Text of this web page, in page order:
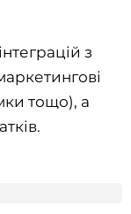
з
тощо), а